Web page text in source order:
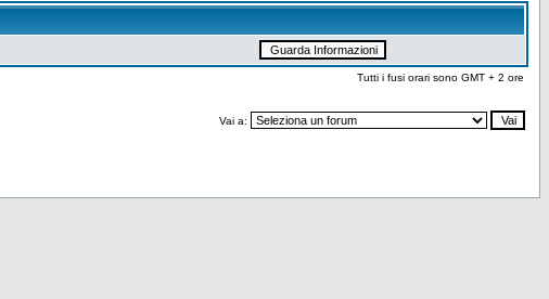
Tutti i fusi orari sono GMT + 2 ore
Vai a: